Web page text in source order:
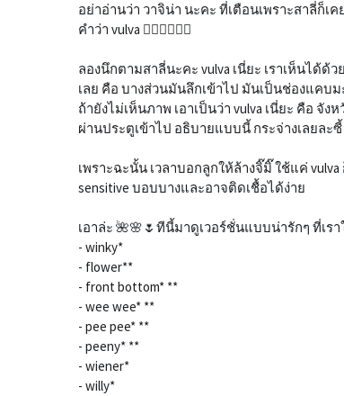
อย่าอ่านว่า วาจิน่า นะคะ ที่เตือนเพราะสาลี่ก็
คำว่า vulva 🙋‍♀️🙋‍♀️🙋‍♀️
ลองนึกตามสาลี่นะคะ vulva เนี่ยะ เราเห็นได้ด้
เลย คือ บางส่วนมันลึกเข้าไป มันเป็นช่องแคบ
ถ้ายังไม่เห็นภาพ เอาเป็นว่า vulva เนี่ยะ คือ จั
ผ่านประตูเข้าไป อธิบายแบบนี้ กระจ่างเลยละซี้
เพราะฉะนั้น เวลาบอกลูกให้ล้างจิ๊มิ๊ ใช้แค่
sensitive บอบบางและอาจติดเชื้อได้ง่าย
เอาล่ะ 🌺🌸🌷ทีนี้มาดูเวอร์ชั่นแบบน่ารักๆ ที่เร
- winky*
- flower**
- front bottom* **
- wee wee* **
- pee pee* **
- peeny* **
- wiener*
- willy*